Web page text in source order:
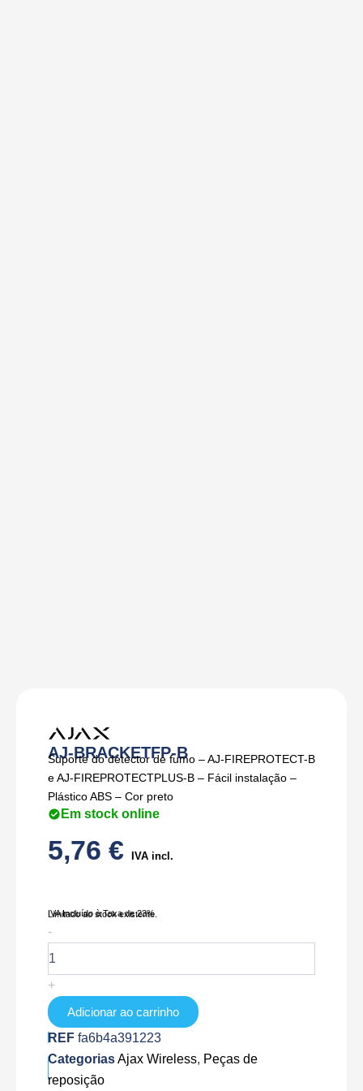
AJ-BRACKETFP-B
Suporte do detector de fumo – AJ-FIREPROTECT-B
e AJ-FIREPROTECTPLUS-B – Fácil instalação –
Plástico ABS – Cor preto
Em stock online
5,76 € IVA incl.
IVA Incluído à Taxa de 23%
Limitado ao stock existente.
-Quantidade
de
AJ-
BRACKETFP-
B
+
Adicionar ao carrinho
REF fa6b4a391223
CategoriasAjax Wireless, Peças de
reposição